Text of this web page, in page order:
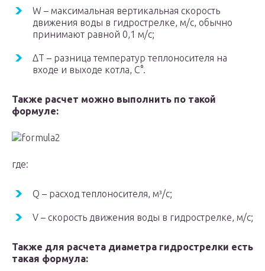
W – максимальная вертикальная скорость
движения воды в гидрострелке, м/с, обычно
принимают равной 0,1 м/с;
ΔТ – разница температур теплоносителя на
входе и выходе котла, С°.
Также расчет можно выполнить по такой
формуле:
где:
Q – расход теплоносителя, м³/с;
V – скорость движения воды в гидрострелке, м/с;
Также для расчета диаметра гидрострелки есть
такая формула: